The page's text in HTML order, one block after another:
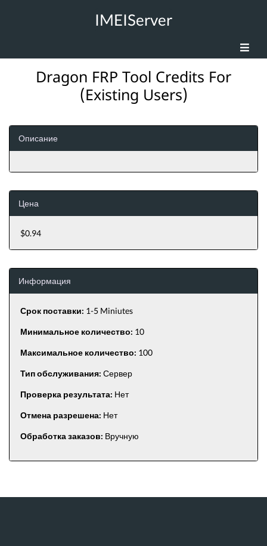
IMEIServer
Dragon FRP Tool Credits For
(Existing Users)
Описание
Цена
$0.94
Информация
Срок поставки: 1-5 Miniutes
Минимальное количество: 10
Максимальное количество: 100
Тип обслуживания: Сервер
Проверка результата: Нет
Отмена разрешена: Нет
Обработка заказов: Вручную